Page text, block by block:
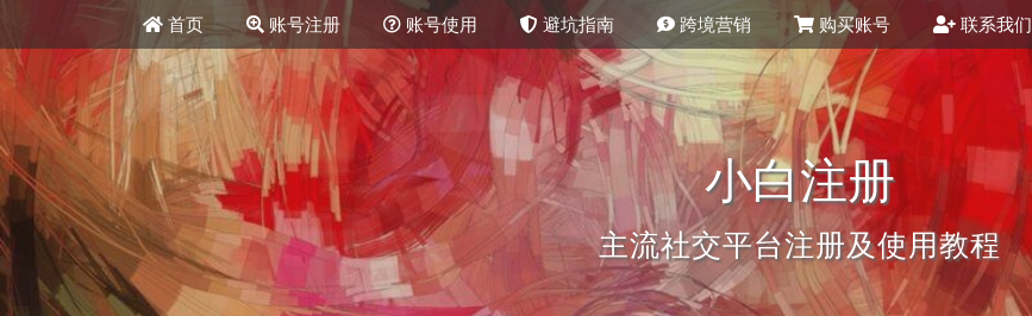
首页 账号注册 账号使用 避坑指南 跨境营销 购买账号 联系我们
小白注册
主流社交平台注册及使用教程